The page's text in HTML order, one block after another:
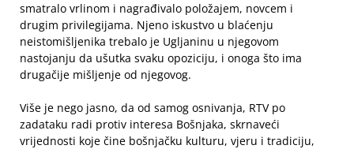
smatralo vrlinom i nagrađivalo položajem, novcem i
drugim privilegijama. Njeno iskustvo u blaćenju
neistomišljenika trebalo je Ugljaninu u njegovom
nastojanju da ušutka svaku opoziciju, i onoga što ima
drugačije mišljenje od njegovog.
Više je nego jasno, da od samog osnivanja, RTV po
zadataku radi protiv interesa Bošnjaka, skrnaveći
vrijednosti koje čine bošnjačku kulturu, vjeru i tradiciju,